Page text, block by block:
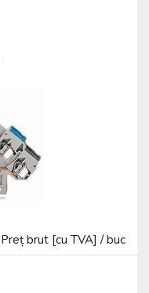
Preț brut [cu TVA] / buc